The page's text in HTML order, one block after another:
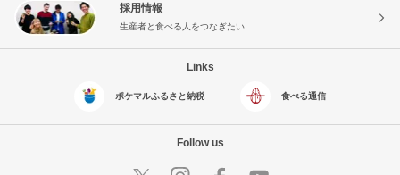
採用情報
生産者と食べる人をつなぎたい
Links
ポケマルふるさと納税 食べる通信
Follow us